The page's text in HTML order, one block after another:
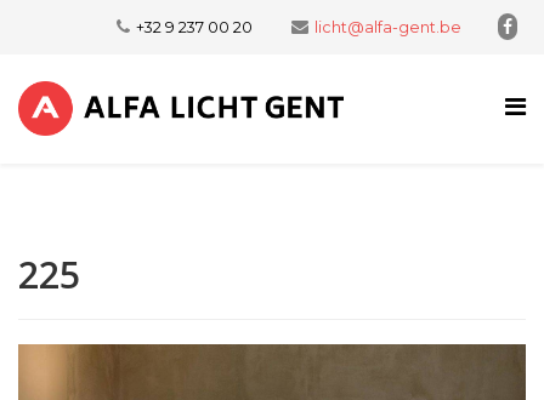
+32 9 237 00 20 licht@alfa-gent.be
225